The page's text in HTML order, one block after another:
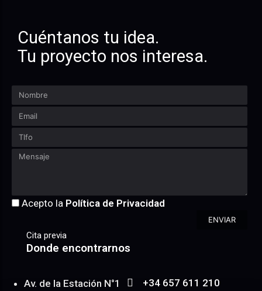
Cuéntanos tu idea.
Tu proyecto nos interesa.
Acepto la Política de Privacidad
ENVIAR
Cita previa
Donde encontrarnos
Av. de la Estación N°1 +34 657 611 210